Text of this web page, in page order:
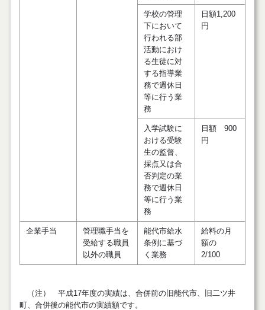
学校の管理
下において
行われる部
活動におけ
る生徒に対
する指導業
務で週休日
等に行う業
務
日額1,200
円
入学試験に
おける受験
生の監督、
採点又は合
否判定の業
務で週休日
等に行う業
務
日額 900
円
企業手当
管理職手当を
受給する職員
以外の職員
能代市給水
条例に基づ
く業務
給料の月
額の
2/100
（注） 平成17年度の実績は、合併前の旧能代市、旧二ツ井
町、合併後の能代市の実績額です。